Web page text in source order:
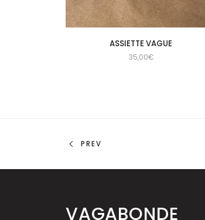
ASSIETTE VAGUE
35,00€
PREV
VAGABONDE